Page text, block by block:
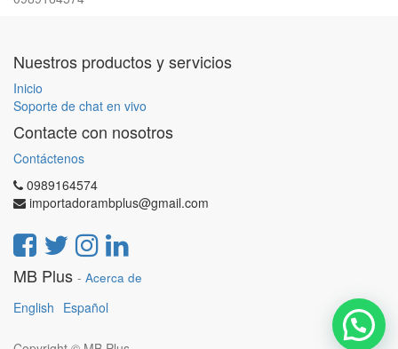
Nuestros productos y servicios
Inicio
Soporte de chat en vivo
Contacte con nosotros
Contáctenos
0989164574
importadorambplus@gmail.com
MB Plus - Acerca de
English Español